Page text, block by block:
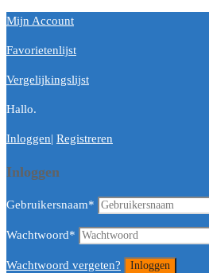
Mijn Account
Favorietenlijst
Vergelijkingslijst
Hallo.
Inloggen| Registreren
Inloggen
Gebruikersnaam*
Wachtwoord*
Wachtwoord vergeten?